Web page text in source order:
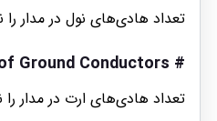
تعداد هادی‌های نول در مدار
# of Ground Conductors
تعداد هادی‌های ارت در مدار